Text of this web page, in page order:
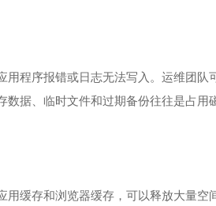
用程序报错或日志无法写入。运维团
据、临时文件和过期备份往往是占
缓存和浏览器缓存，可以释放大量